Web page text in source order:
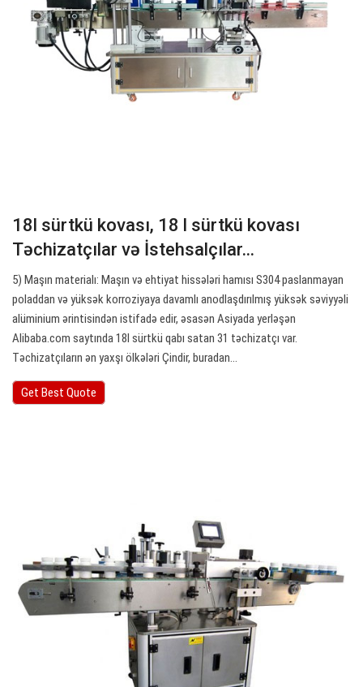
18l sürtkü kovası, 18 l sürtkü kovası
Təchizatçılar və İstehsalçılar…
5) Maşın materialı: Maşın və ehtiyat hissələri hamısı S304 paslanmayan
poladdan və yüksək korroziyaya davamlı anodlaşdırılmış yüksək səviyyəli
alüminium ərintisindən istifadə edir, əsasən Asiyada yerləşən
Alibaba.com saytında 18l sürtkü qabı satan 31 təchizatçı var.
Təchizatçıların ən yaxşı ölkələri Çindir, buradan…
Get Best Quote